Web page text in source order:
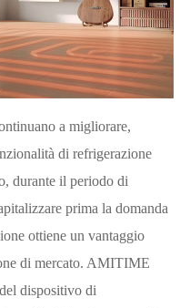
a migliorare,
di refrigerazione
durante il periodo di
prima la domanda
ottiene un vantaggio
di mercato. AMITIME
dispositivo di